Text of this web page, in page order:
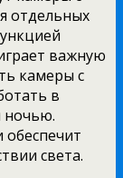
отдельных
важную
камеры с
в
ночью.
обеспечит
света.